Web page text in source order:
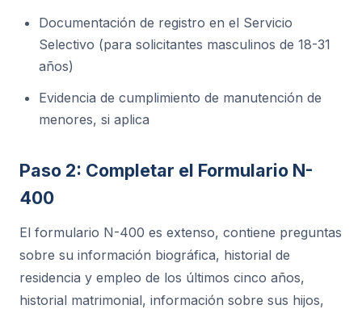
Documentación de registro en el Servicio
Selectivo (para solicitantes masculinos de 18-31
años)
Evidencia de cumplimiento de manutención de
menores, si aplica
Paso 2: Completar el Formulario N-
400
El formulario N-400 es extenso, contiene preguntas
sobre su información biográfica, historial de
residencia y empleo de los últimos cinco años,
historial matrimonial, información sobre sus hijos,